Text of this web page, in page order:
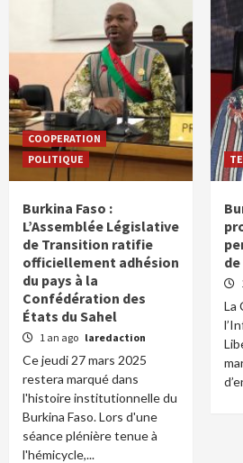
COOPERATION
POLITIQUE
Burkina Faso :
L’Assemblée Législative
de Transition ratifie
officiellement adhésion
du pays à la
Confédération des
États du Sahel
1 an ago laredaction
Ce jeudi 27 mars 2025
restera marqué dans
l'histoire institutionnelle du
Burkina Faso. Lors d'une
séance plénière tenue à
l'hémicycle,...
La